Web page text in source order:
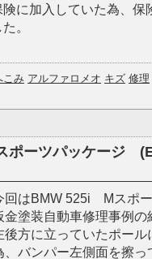
に加入していた為、保
。
こみ アルファロメオ キズ 修理
ポーツパッケージ
回はBMW 525i Mスポ
金塗装自動車修理事例
後方に立っていたポー
、バンパー左側面を擦